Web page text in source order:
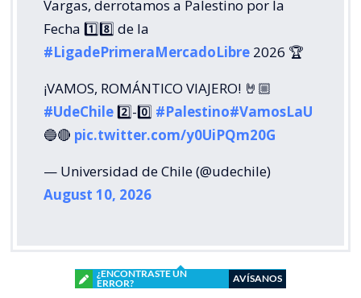
Vargas, derrotamos a Palestino por la
Fecha 1️⃣8️⃣ de la
#LigadePrimeraMercadoLibre 2026 🏆
¡VAMOS, ROMÁNTICO VIAJERO! 🤘🏼
#UdeChile2️⃣-0️⃣ #Palestino#VamosLaU
🔵🔴 pic.twitter.com/y0UiPQm20G
— Universidad de Chile (@udechile)
August 10, 2026
¿ENCONTRASTE UN
ERROR?
AVÍSANOS